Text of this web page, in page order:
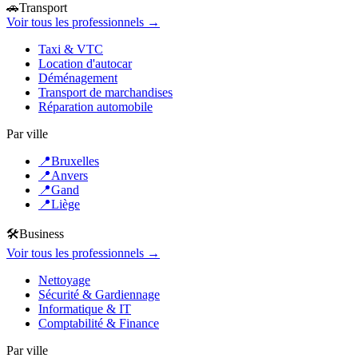
🚗Transport
Voir tous les professionnels →
Taxi & VTC
Location d'autocar
Déménagement
Transport de marchandises
Réparation automobile
Par ville
📍Bruxelles
📍Anvers
📍Gand
📍Liège
🛠️Business
Voir tous les professionnels →
Nettoyage
Sécurité & Gardiennage
Informatique & IT
Comptabilité & Finance
Par ville